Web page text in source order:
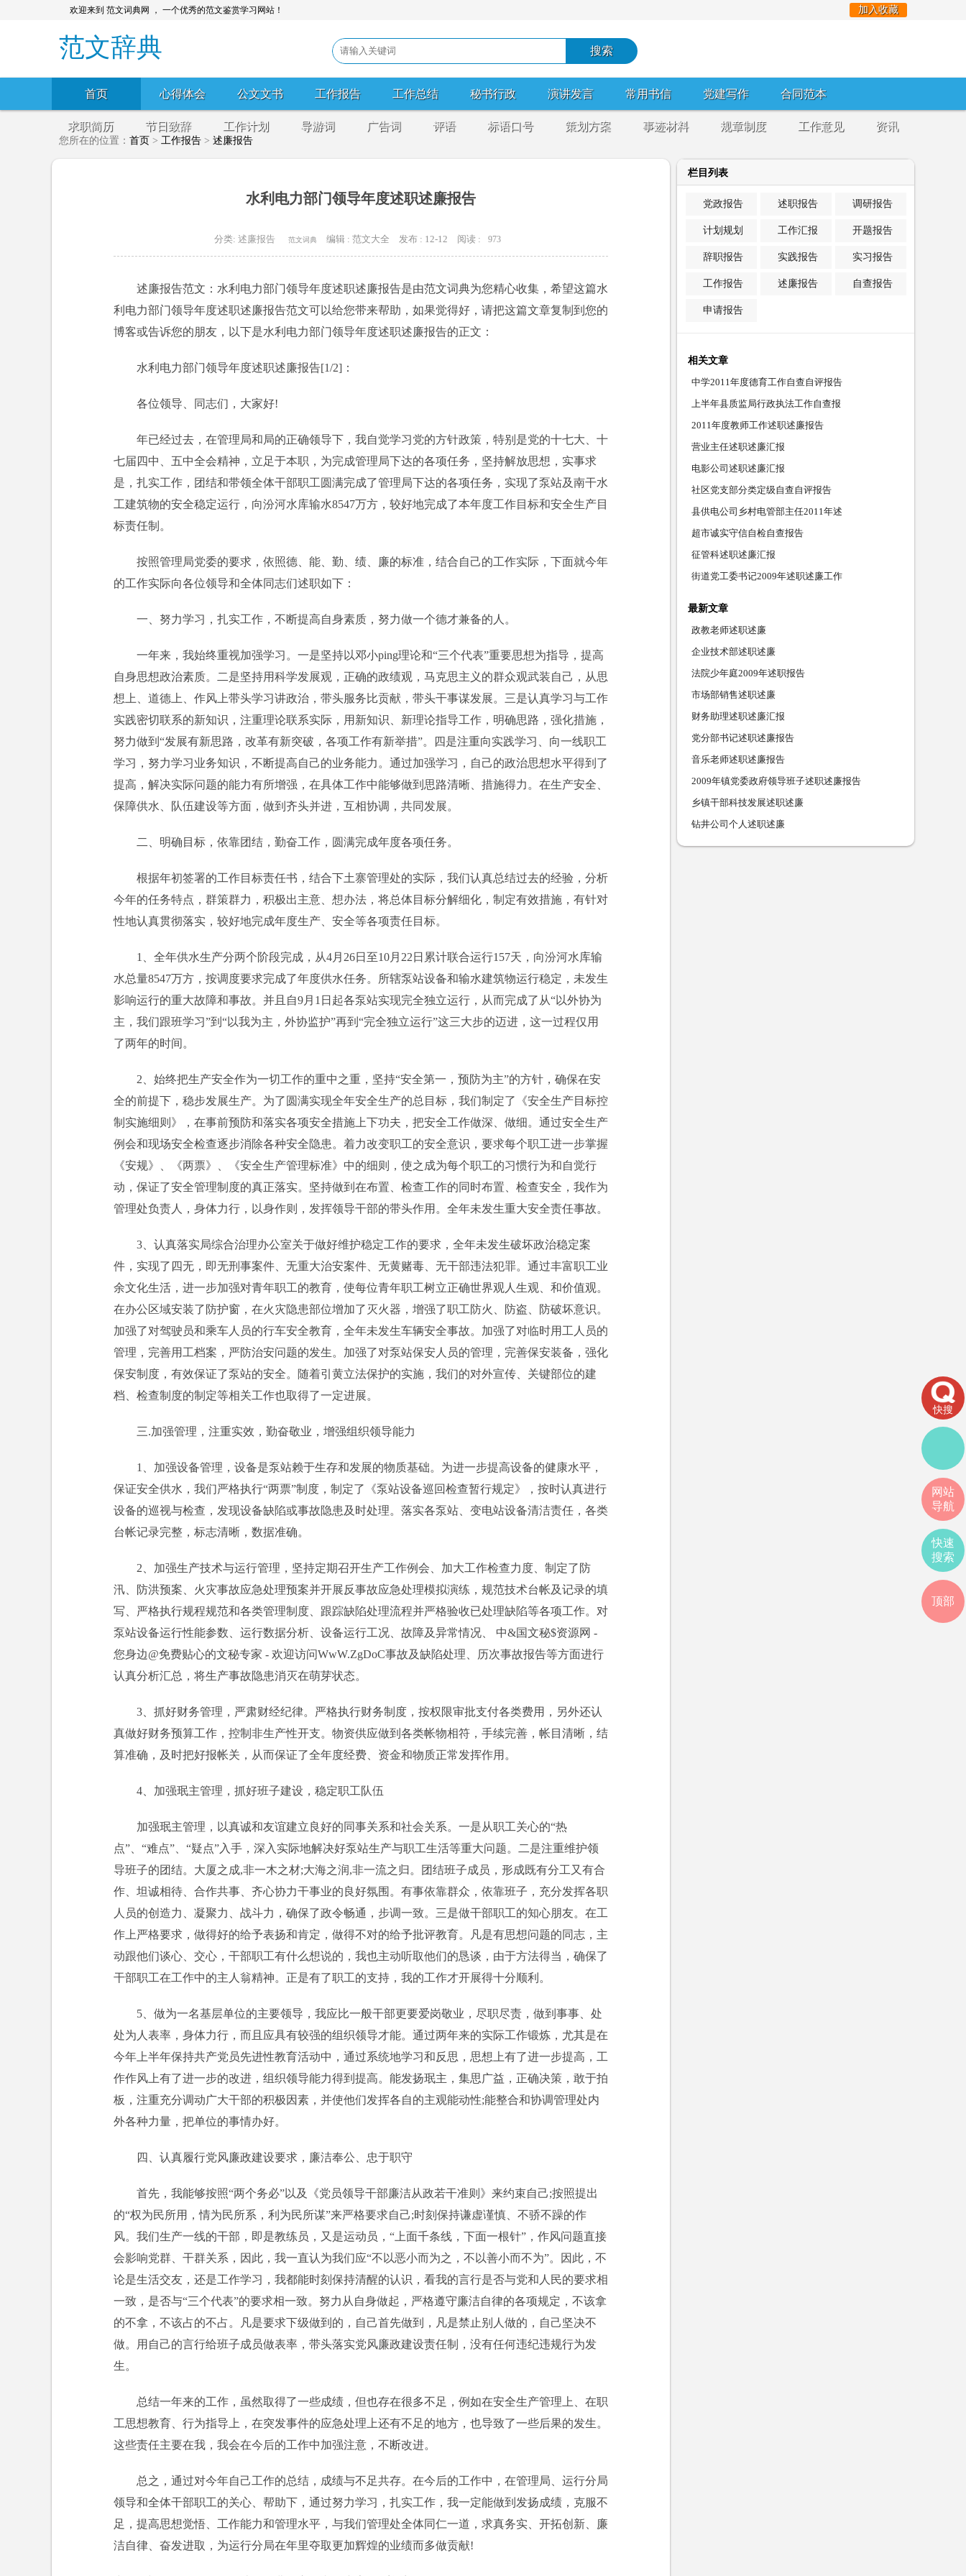
欢迎来到 范文词典网 ， 一个优秀的范文鉴赏学习网站！ 加入收藏
范文辞典
首页 心得体会 公文文书 工作报告 工作总结 秘书行政 演讲发言 常用书信 党建写作 合同范本
求职简历 节日致辞 工作计划 导游词 广告词 评语 标语口号 策划方案 事迹材料 规章制度 工作意见 资讯
您所在的位置： 首页 > 工作报告 > 述廉报告
水利电力部门领导年度述职述廉报告
分类: 述廉报告 范文词典 编辑 : 范文大全 发布 : 12-12 阅读 : 973
述廉报告范文：水利电力部门领导年度述职述廉报告是由范文词典为您精心收集，希望这篇水
利电力部门领导年度述职述廉报告范文可以给您带来帮助，如果觉得好，请把这篇文章复制到您的
博客或告诉您的朋友，以下是水利电力部门领导年度述职述廉报告的正文：
水利电力部门领导年度述职述廉报告[1/2]：
各位领导、同志们，大家好!
年已经过去，在管理局和局的正确领导下，我自觉学习党的方针政策，特别是党的十七大、十
七届四中、五中全会精神，立足于本职，为完成管理局下达的各项任务，坚持解放思想，实事求
是，扎实工作，团结和带领全体干部职工圆满完成了管理局下达的各项任务，实现了泵站及南干水
工建筑物的安全稳定运行，向汾河水库输水8547万方，较好地完成了本年度工作目标和安全生产目
标责任制。
按照管理局党委的要求，依照德、能、勤、绩、廉的标准，结合自己的工作实际，下面就今年
的工作实际向各位领导和全体同志们述职如下：
一、努力学习，扎实工作，不断提高自身素质，努力做一个德才兼备的人。
一年来，我始终重视加强学习。一是坚持以邓小ping理论和“三个代表”重要思想为指导，提高
自身思想政治素质。二是坚持用科学发展观，正确的政绩观，马克思主义的群众观武装自己，从思
想上、道德上、作风上带头学习讲政治，带头服务比贡献，带头干事谋发展。三是认真学习与工作
实践密切联系的新知识，注重理论联系实际，用新知识、新理论指导工作，明确思路，强化措施，
努力做到“发展有新思路，改革有新突破，各项工作有新举措”。四是注重向实践学习、向一线职工
学习，努力学习业务知识，不断提高自己的业务能力。通过加强学习，自己的政治思想水平得到了
提高，解决实际问题的能力有所增强，在具体工作中能够做到思路清晰、措施得力。在生产安全、
保障供水、队伍建设等方面，做到齐头并进，互相协调，共同发展。
二、明确目标，依靠团结，勤奋工作，圆满完成年度各项任务。
根据年初签署的工作目标责任书，结合下土寨管理处的实际，我们认真总结过去的经验，分析
今年的任务特点，群策群力，积极出主意、想办法，将总体目标分解细化，制定有效措施，有针对
性地认真贯彻落实，较好地完成年度生产、安全等各项责任目标。
1、全年供水生产分两个阶段完成，从4月26日至10月22日累计联合运行157天，向汾河水库输
水总量8547万方，按调度要求完成了年度供水任务。所辖泵站设备和输水建筑物运行稳定，未发生
影响运行的重大故障和事故。并且自9月1日起各泵站实现完全独立运行，从而完成了从“以外协为
主，我们跟班学习”到“以我为主，外协监护”再到“完全独立运行”这三大步的迈进，这一过程仅用
了两年的时间。
2、始终把生产安全作为一切工作的重中之重，坚持“安全第一，预防为主”的方针，确保在安
全的前提下，稳步发展生产。为了圆满实现全年安全生产的总目标，我们制定了《安全生产目标控
制实施细则》，在事前预防和落实各项安全措施上下功夫，把安全工作做深、做细。通过安全生产
例会和现场安全检查逐步消除各种安全隐患。着力改变职工的安全意识，要求每个职工进一步掌握
《安规》、《两票》、《安全生产管理标准》中的细则，使之成为每个职工的习惯行为和自觉行
动，保证了安全管理制度的真正落实。坚持做到在布置、检查工作的同时布置、检查安全，我作为
管理处负责人，身体力行，以身作则，发挥领导干部的带头作用。全年未发生重大安全责任事故。
3、认真落实局综合治理办公室关于做好维护稳定工作的要求，全年未发生破坏政治稳定案
件，实现了四无，即无刑事案件、无重大治安案件、无黄赌毒、无干部违法犯罪。通过丰富职工业
余文化生活，进一步加强对青年职工的教育，使每位青年职工树立正确世界观人生观、和价值观。
在办公区域安装了防护窗，在火灾隐患部位增加了灭火器，增强了职工防火、防盗、防破坏意识。
加强了对驾驶员和乘车人员的行车安全教育，全年未发生车辆安全事故。加强了对临时用工人员的
管理，完善用工档案，严防治安问题的发生。加强了对泵站保安人员的管理，完善保安装备，强化
保安制度，有效保证了泵站的安全。随着引黄立法保护的实施，我们的对外宣传、关键部位的建
档、检查制度的制定等相关工作也取得了一定进展。
三.加强管理，注重实效，勤奋敬业，增强组织领导能力
1、加强设备管理，设备是泵站赖于生存和发展的物质基础。为进一步提高设备的健康水平，
保证安全供水，我们严格执行“两票”制度，制定了《泵站设备巡回检查暂行规定》，按时认真进行
设备的巡视与检查，发现设备缺陷或事故隐患及时处理。落实各泵站、变电站设备清洁责任，各类
台帐记录完整，标志清晰，数据准确。
2、加强生产技术与运行管理，坚持定期召开生产工作例会、加大工作检查力度、制定了防
汛、防洪预案、火灾事故应急处理预案并开展反事故应急处理模拟演练，规范技术台帐及记录的填
写、严格执行规程规范和各类管理制度、跟踪缺陷处理流程并严格验收已处理缺陷等各项工作。对
泵站设备运行性能参数、运行数据分析、设备运行工况、故障及异常情况、 中&国文秘$资源网 -
您身边@免费贴心的文秘专家 - 欢迎访问WwW.ZgDoC事故及缺陷处理、历次事故报告等方面进行
认真分析汇总，将生产事故隐患消灭在萌芽状态。
3、抓好财务管理，严肃财经纪律。严格执行财务制度，按权限审批支付各类费用，另外还认
真做好财务预算工作，控制非生产性开支。物资供应做到各类帐物相符，手续完善，帐目清晰，结
算准确，及时把好报帐关，从而保证了全年度经费、资金和物质正常发挥作用。
4、加强珉主管理，抓好班子建设，稳定职工队伍
加强珉主管理，以真诚和友谊建立良好的同事关系和社会关系。一是从职工关心的“热
点”、“难点”、“疑点”入手，深入实际地解决好泵站生产与职工生活等重大问题。二是注重维护领
导班子的团结。大厦之成,非一木之材;大海之润,非一流之归。团结班子成员，形成既有分工又有合
作、坦诚相待、合作共事、齐心协力干事业的良好氛围。有事依靠群众，依靠班子，充分发挥各职
人员的创造力、凝聚力、战斗力，确保了政令畅通，步调一致。三是做干部职工的知心朋友。在工
作上严格要求，做得好的给予表扬和肯定，做得不对的给予批评教育。凡是有思想问题的同志，主
动跟他们谈心、交心，干部职工有什么想说的，我也主动听取他们的恳谈，由于方法得当，确保了
干部职工在工作中的主人翁精神。正是有了职工的支持，我的工作才开展得十分顺利。
5、做为一名基层单位的主要领导，我应比一般干部更要爱岗敬业，尽职尽责，做到事事、处
处为人表率，身体力行，而且应具有较强的组织领导才能。通过两年来的实际工作锻炼，尤其是在
今年上半年保持共产党员先进性教育活动中，通过系统地学习和反思，思想上有了进一步提高，工
作作风上有了进一步的改进，组织领导能力得到提高。能发扬珉主，集思广益，正确决策，敢于拍
板，注重充分调动广大干部的积极因素，并使他们发挥各自的主观能动性;能整合和协调管理处内
外各种力量，把单位的事情办好。
四、认真履行党风廉政建设要求，廉洁奉公、忠于职守
首先，我能够按照“两个务必”以及《党员领导干部廉洁从政若干准则》来约束自己;按照提出
的“权为民所用，情为民所系，利为民所谋”来严格要求自己;时刻保持谦虚谨慎、不骄不躁的作
风。我们生产一线的干部，即是教练员，又是运动员，“上面千条线，下面一根针”，作风问题直接
会影响党群、干群关系，因此，我一直认为我们应“不以恶小而为之，不以善小而不为”。因此，不
论是生活交友，还是工作学习，我都能时刻保持清醒的认识，看我的言行是否与党和人民的要求相
一致，是否与“三个代表”的要求相一致。努力从自身做起，严格遵守廉洁自律的各项规定，不该拿
的不拿，不该占的不占。凡是要求下级做到的，自己首先做到，凡是禁止别人做的，自己坚决不
做。用自己的言行给班子成员做表率，带头落实党风廉政建设责任制，没有任何违纪违规行为发
生。
总结一年来的工作，虽然取得了一些成绩，但也存在很多不足，例如在安全生产管理上、在职
工思想教育、行为指导上，在突发事件的应急处理上还有不足的地方，也导致了一些后果的发生。
这些责任主要在我，我会在今后的工作中加强注意，不断改进。
总之，通过对今年自己工作的总结，成绩与不足共存。在今后的工作中，在管理局、运行分局
领导和全体干部职工的关心、帮助下，通过努力学习，扎实工作，我一定能做到发扬成绩，克服不
足，提高思想觉悟、工作能力和管理水平，与我们管理处全体同仁一道，求真务实、开拓创新、廉
洁自律、奋发进取，为运行分局在年里夺取更加辉煌的业绩而多做贡献!
栏目列表
党政报告 述职报告 调研报告
计划规划 工作汇报 开题报告
辞职报告 实践报告 实习报告
工作报告 述廉报告 自查报告
申请报告
相关文章
中学2011年度德育工作自查自评报告
上半年县质监局行政执法工作自查报
2011年度教师工作述职述廉报告
营业主任述职述廉汇报
电影公司述职述廉汇报
社区党支部分类定级自查自评报告
县供电公司乡村电管部主任2011年述
超市诚实守信自检自查报告
征管科述职述廉汇报
街道党工委书记2009年述职述廉工作
最新文章
政教老师述职述廉
企业技术部述职述廉
法院少年庭2009年述职报告
市场部销售述职述廉
财务助理述职述廉汇报
党分部书记述职述廉报告
音乐老师述职述廉报告
2009年镇党委政府领导班子述职述廉报告
乡镇干部科技发展述职述廉
钻井公司个人述职述廉
快搜
网站
导航
快速
搜索
顶部